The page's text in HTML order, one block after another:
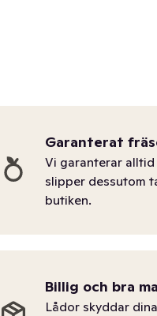
Garanterat
Vi garanterar alltid
slipper dessutom
butiken.
Billig och bra
Lådor skyddar